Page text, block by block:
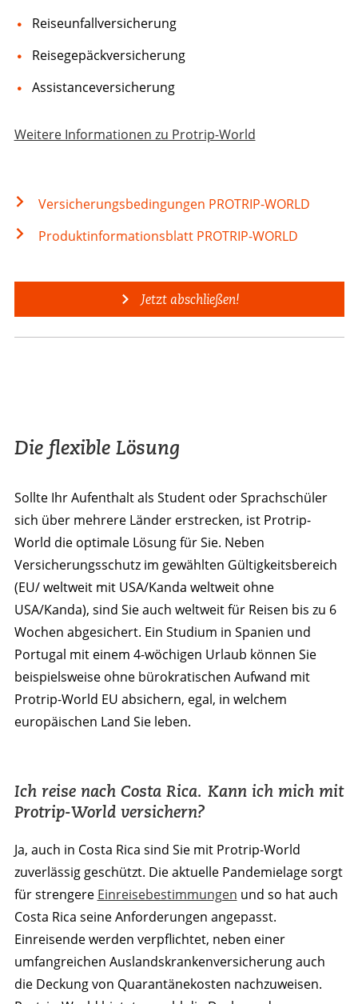
Reiseunfallversicherung
Reisegepäckversicherung
Assistanceversicherung
Weitere Informationen zu Protrip-World
Versicherungsbedingungen PROTRIP-WORLD
Produktinformationsblatt PROTRIP-WORLD
Jetzt abschließen!
Die flexible Lösung
Sollte Ihr Aufenthalt als Student oder Sprachschüler
sich über mehrere Länder erstrecken, ist Protrip-
World die optimale Lösung für Sie. Neben
Versicherungsschutz im gewählten Gültigkeitsbereich
(EU/ weltweit mit USA/Kanda weltweit ohne
USA/Kanda), sind Sie auch weltweit für Reisen bis zu 6
Wochen abgesichert. Ein Studium in Spanien und
Portugal mit einem 4-wöchigen Urlaub können Sie
beispielsweise ohne bürokratischen Aufwand mit
Protrip-World EU absichern, egal, in welchem
europäischen Land Sie leben.
Ich reise nach Costa Rica. Kann ich mich mit
Protrip-World versichern?
Ja, auch in Costa Rica sind Sie mit Protrip-World
zuverlässig geschützt. Die aktuelle Pandemielage sorgt
für strengere Einreisebestimmungen und so hat auch
Costa Rica seine Anforderungen angepasst.
Einreisende werden verpflichtet, neben einer
umfangreichen Auslandskrankenversicherung auch
die Deckung von Quarantänekosten nachzuweisen.